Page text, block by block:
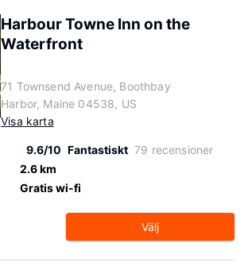
Harbour Towne Inn on the
Waterfront
71 Townsend Avenue, Boothbay
Harbor, Maine 04538, US
Visa karta
9.6/10 Fantastiskt 79 recensioner
2.6 km
Gratis wi-fi
Välj